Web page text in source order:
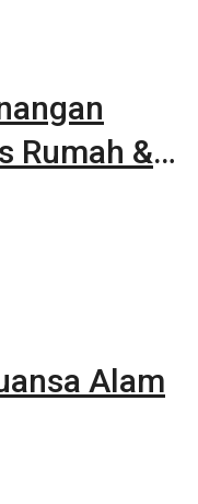
Rumah &
Alam